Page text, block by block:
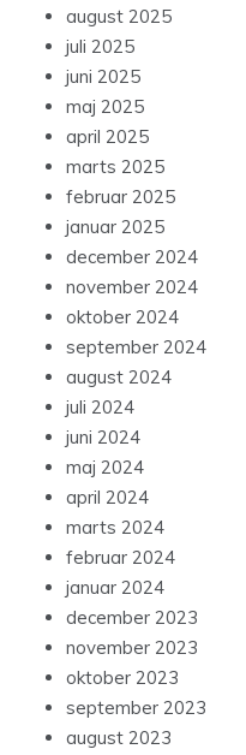
august 2025
juli 2025
juni 2025
maj 2025
april 2025
marts 2025
februar 2025
januar 2025
december 2024
november 2024
oktober 2024
september 2024
august 2024
juli 2024
juni 2024
maj 2024
april 2024
marts 2024
februar 2024
januar 2024
december 2023
november 2023
oktober 2023
september 2023
august 2023